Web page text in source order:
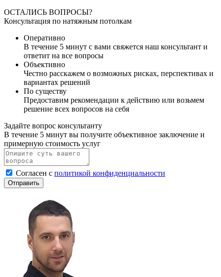
ОСТАЛИСЬ ВОПРОСЫ?
Консультация по натяжным потолкам
Оперативно
В течение 5 минут с вами свяжется наш консультант и
ответит на все вопросы
Объективно
Честно расскажем о возможных рисках, перспективах и
вариантах решений
По существу
Предоставим рекомендации к действию или возьмем
решение всех вопросов на себя
Задайте вопрос консультанту
В течение 5 минут вы получите объективное заключение и
примерную стоимость услуг
Согласен с политикой конфиденциальности
Отправить